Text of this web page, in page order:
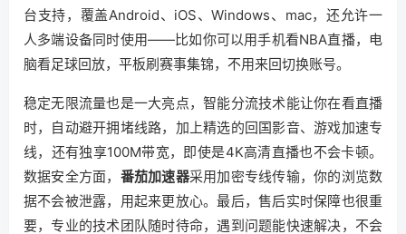
台支持，覆盖Android、iOS、Windows、mac，还允许一
人多端设备同时使用——比如你可以用手机看NBA直播，电
脑看足球回放，平板刷赛事集锦，不用来回切换账号。
稳定无限流量也是一大亮点，智能分流技术能让你在看直播
时，自动避开拥堵线路，加上精选的回国影音、游戏加速专
线，还有独享100M带宽，即使是4K高清直播也不会卡顿。
数据安全方面， 番茄加速器采用加密专线传输，你的浏览数
据不会被泄露，用起来更放心。最后，售后实时保障也很重
要，专业的技术团队随时待命，遇到问题能快速解决，不会